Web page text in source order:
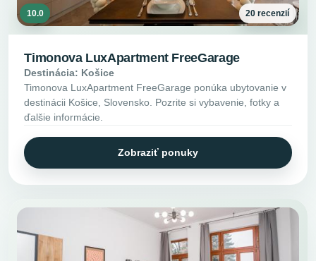
10.0 20 recenzií
Timonova LuxApartment FreeGarage
Destinácia: Košice
Timonova LuxApartment FreeGarage ponúka ubytovanie v
destinácii Košice, Slovensko. Pozrite si vybavenie, fotky a
ďalšie informácie.
Zobraziť ponuky